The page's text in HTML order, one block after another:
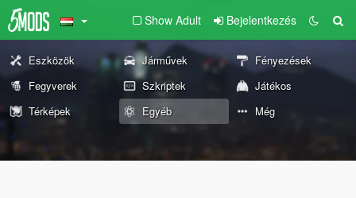
Show Adult Bejelentkezés
Eszközök Járművek
Fényezések
Fegyverek
Szkriptek
Játékos
Térképek
Egyéb Még